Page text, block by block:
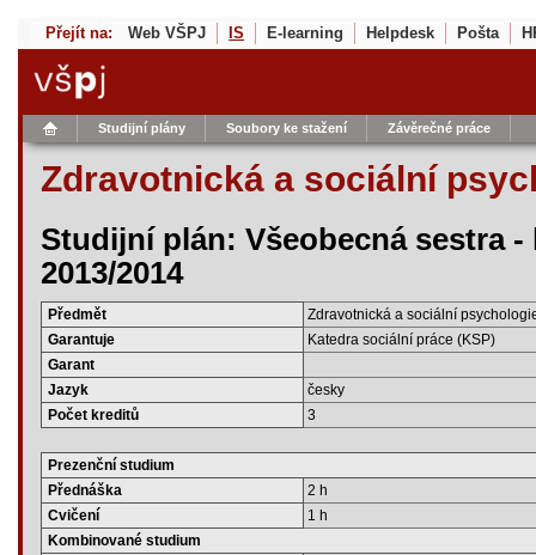
Přejít na: Web VŠPJ IS E-learning Helpdesk Pošta
Studijní plány Soubory ke stažení Závěrečné práce
Zdravotnická a sociální
Studijní plán: Všeobecná sestra
2013/2014
Předmět
Zdravotnická a sociální
Garantuje
Katedra sociální práce (KSP)
Garant
Jazyk
česky
Počet kreditů
3
Prezenční studium
Přednáška
2 h
Cvičení
1 h
Kombinované studium